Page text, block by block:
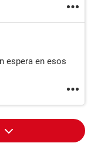
espera en esos